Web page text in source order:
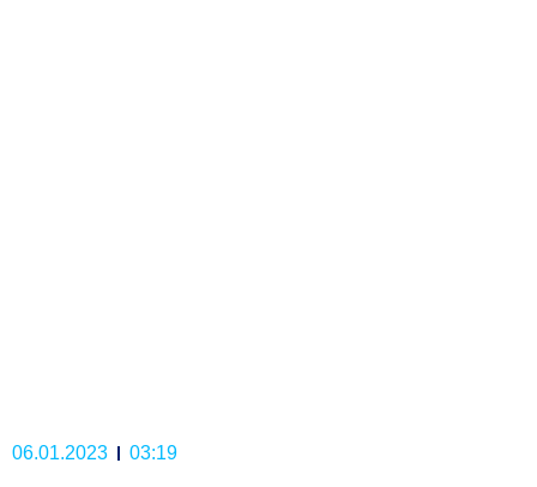
06.01.2023 03:19